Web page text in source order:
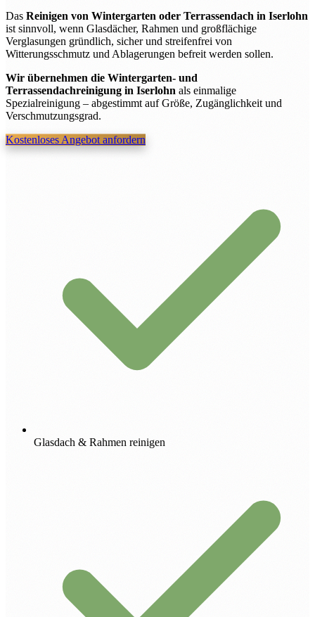
Das Reinigen von Wintergarten oder Terrassendach in Iserlohn
ist sinnvoll, wenn Glasdächer, Rahmen und großflächige
Verglasungen gründlich, sicher und streifenfrei von
Witterungsschmutz und Ablagerungen befreit werden sollen.
Wir übernehmen die Wintergarten- und
Terrassendachreinigung in Iserlohn als einmalige
Spezialreinigung – abgestimmt auf Größe, Zugänglichkeit und
Verschmutzungsgrad.
Kostenloses Angebot anfordern
Glasdach & Rahmen reinigen